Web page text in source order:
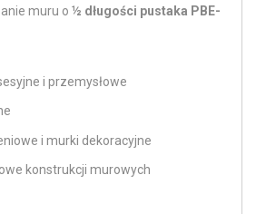
muru o ½ długości pustaka PBE-
i przemysłowe
i murki dekoracyjne
konstrukcji murowych